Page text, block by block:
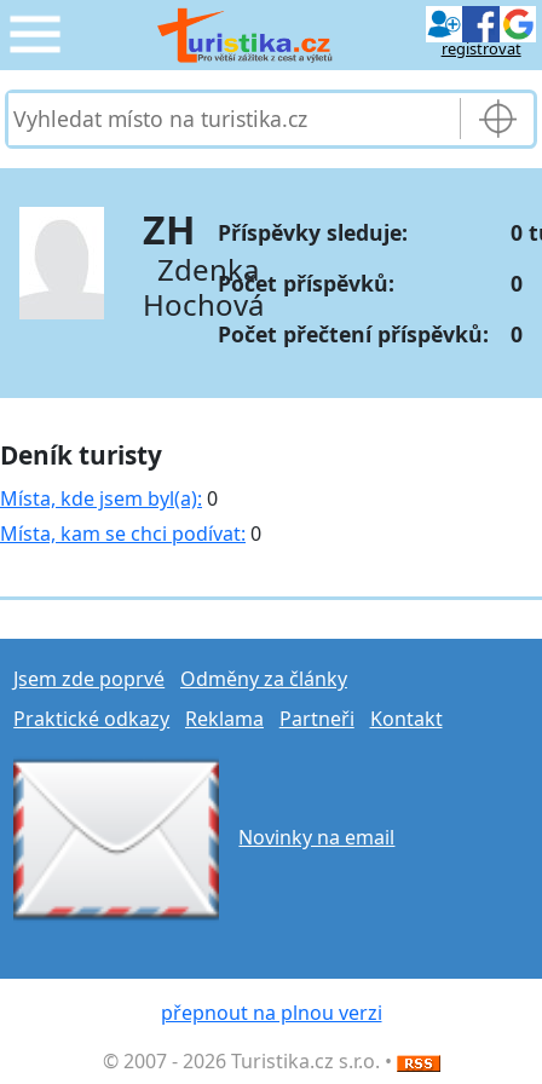
registrovat
CESTOVÁNÍ
SLUŽBY & DOPRAVA ›
PRO TURISTY ›
MOJE TURISTIKA ›
ZH
Zdenka
Hochová
Příspěvky sleduje:
0
Počet příspěvků:
0
Počet přečtení příspěvků:
0
Deník turisty
Místa, kde jsem byl(a): 0
Místa, kam se chci podívat: 0
Jsem zde poprvé
Odměny za články
Praktické odkazy
Reklama Partneři Kontakt
Novinky na email
přepnout na plnou verzi
© 2007 - 2026 Turistika.cz s.r.o. •